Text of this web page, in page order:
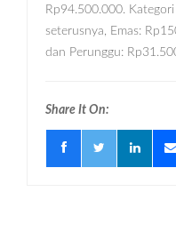
Rp94.500.000.
seterusnya, Emas:
dan Perunggu:
Share It On: